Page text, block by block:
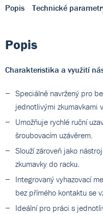
Popis Technické
Popis
Charakteristika a využití
Speciálně navržený pro
jednotlivými zkumavkami
Umožňuje rychlé ruční
šroubovacím uzávěrem.
Slouží zároveň jako
zkumavky do racku.
Integrovaný vyhazovací
bez přímého kontaktu se
Ideální pro práci s